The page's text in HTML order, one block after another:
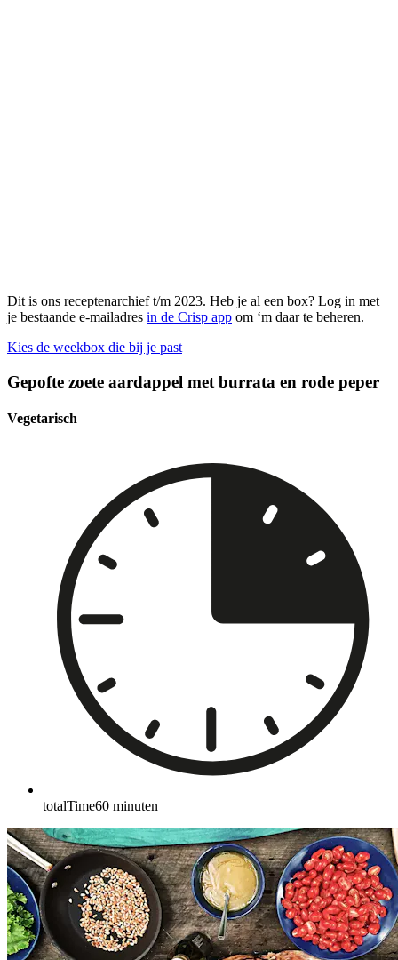
Dit is ons receptenarchief t/m 2023. Heb je al een box? Log in met
je bestaande e-mailadres in de Crisp app om ‘m daar te beheren.
Kies de weekbox die bij je past
Gepofte zoete aardappel met burrata en rode peper
Vegetarisch
totalTime60 minuten